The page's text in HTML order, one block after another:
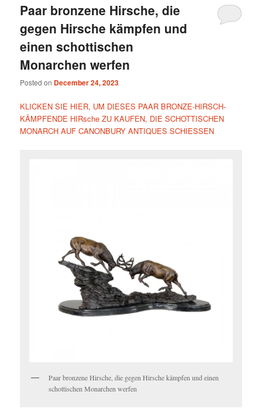
Paar bronzene Hirsche, die
gegen Hirsche kämpfen und
einen schottischen
Monarchen werfen
Posted on December 24, 2023
KLICKEN SIE HIER, UM DIESES PAAR BRONZE-HIRSCH-
KÄMPFENDE HIRsche ZU KAUFEN, DIE SCHOTTISCHEN
MONARCH AUF CANONBURY ANTIQUES SCHIESSEN
Paar bronzene Hirsche, die gegen Hirsche kämpfen und einen
schottischen Monarchen werfen